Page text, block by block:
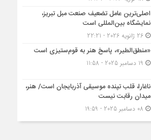
اصلی‌ترین عامل تضعیف صنعت مبل تبریز،
نمایشگاه بین‌المللی است
26 ژانویه 2026 - 22:21
«منطق‌الطیر»، پاسخ هنر به قوم‌ستیزی است
ناغارا، قلب تپنده موسیقی آذربایجان است/ هنر،
میدان رقابت نیست